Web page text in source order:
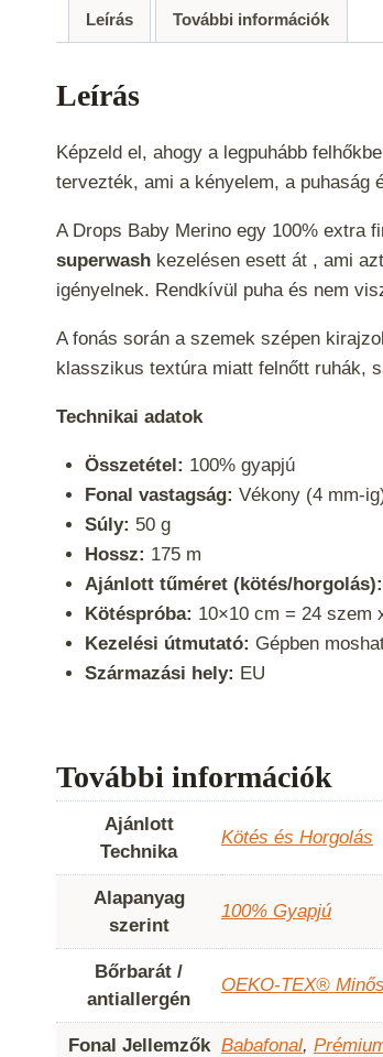
Leírás További információk
Leírás
Képzeld el, ahogy a legpuhább
tervezték, ami a kényelem, a puhaság
A Drops Baby Merino egy 100% extra
superwash kezelésen esett át , ami
igényelnek. Rendkívül puha és nem
A fonás során a szemek szépen
klasszikus textúra miatt felnőtt ruhák,
Technikai adatok
Összetétel: 100% gyapjú
Fonal vastagság: Vékony (4 mm-
Súly: 50 g
Hossz: 175 m
Ajánlott tűméret (kötés/horgolás):
Kötéspróba: 10×10 cm = 24 szem
Kezelési útmutató: Gépben
Származási hely: EU
További információk
Ajánlott
Technika
Kötés és Horgolás
Alapanyag
szerint
100% Gyapjú
Bőrbarát /
antiallergén
OEKO-TEX®
Fonal Jellemzők Babafonal,